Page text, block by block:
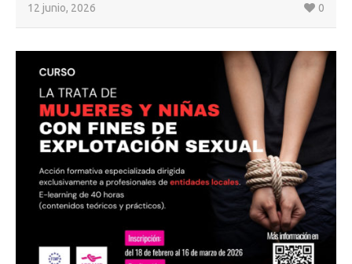
12 junio, 2026 0